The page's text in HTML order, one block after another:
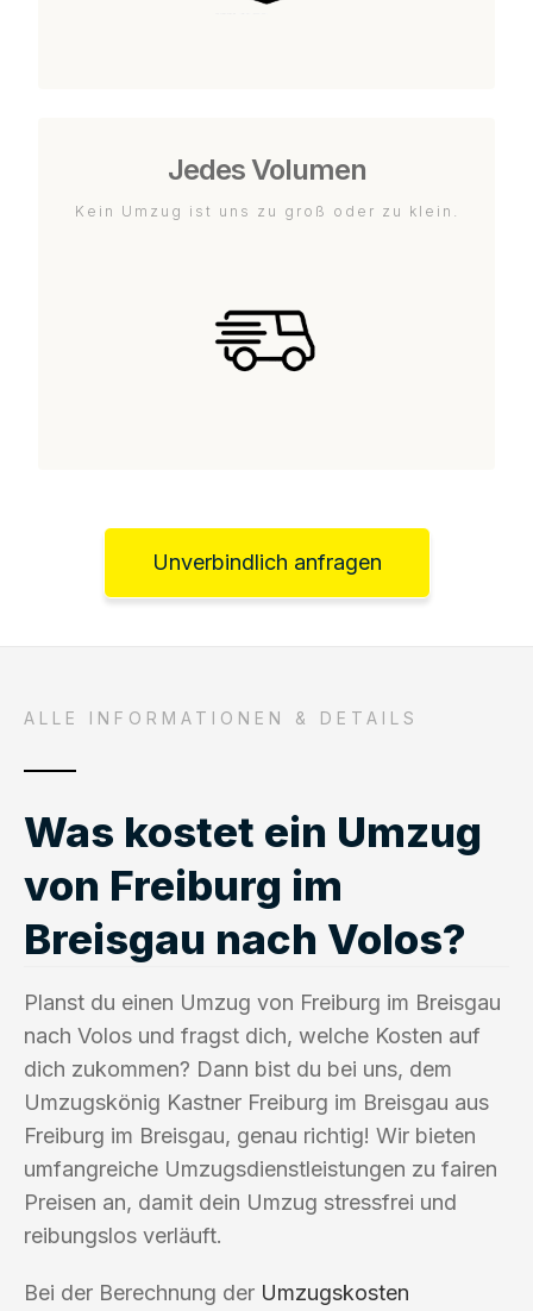
Jedes Volumen
Kein Umzug ist uns zu groß oder zu klein.
Unverbindlich anfragen
ALLE INFORMATIONEN & DETAILS
Was kostet ein Umzug
von Freiburg im
Breisgau nach Volos?
Planst du einen Umzug von Freiburg im Breisgau
nach Volos und fragst dich, welche Kosten auf
dich zukommen? Dann bist du bei uns, dem
Umzugskönig Kastner Freiburg im Breisgau aus
Freiburg im Breisgau, genau richtig! Wir bieten
umfangreiche Umzugsdienstleistungen zu fairen
Preisen an, damit dein Umzug stressfrei und
reibungslos verläuft.
Bei der Berechnung der Umzugskosten